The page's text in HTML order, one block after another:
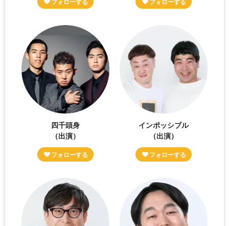
四千頭身
（出演）
インポッシブル
（出演）